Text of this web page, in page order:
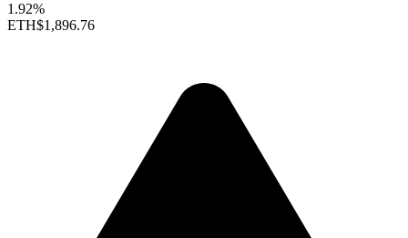
1.92%
ETH$1,896.76